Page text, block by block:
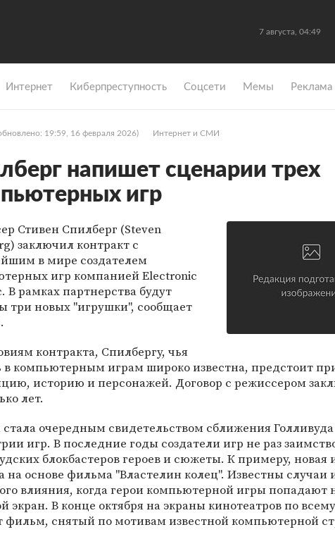
7 августа, 04:49
Интернет Киберпреступность Coцсети Мемы Реклама
19:59, 16 февраля 2026) Интернет и СМИ
напишет сценарии трех
игр
Стивен Спилберг (Steven
заключил контракт с
в мире создателем
игр компанией Electronic
В рамках партнерства будут
три новых "игрушки", сообщает
контракта, Спилбергу, чья
в компьютерным играм широко известна, предстоит
историю и персонажей. Договор с режиссером
лет.
стала очередным свидетельством сближения
игр. В последние годы создатели игр не раз
блокбастеров героев и сюжеты. К примеру, новая
на основе фильма "Властелин колец". Известны случаи
влияния, когда герои компьютерной игры попадают
экран. В конце октября на экраны кинотеатров по
фильм, снятый по мотивам известной компьютерной